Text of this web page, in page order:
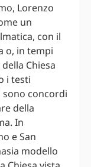
Lorenzo
un
con il
o, in tempi
Chiesa
i testi
concordi
della
In
e San
modello